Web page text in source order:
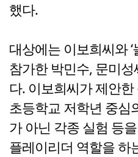
했다.
대상에는 이보희씨와
참가한 박민수, 문미
다. 이보희씨가 제안
초등학교 저학년 중심
가 아닌 각종 실험 등
플레이리더 역할을 하